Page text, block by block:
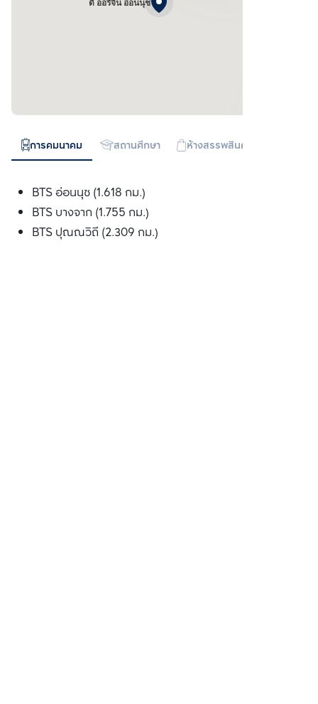
ดิ ออริจิ้น อ่อนนุช
การคมนาคม สถานศึกษา ห้างสรรพสินค้า
BTS อ่อนนุช (1.618 กม.)
BTS บางจาก (1.755 กม.)
BTS ปุณณวิถี (2.309 กม.)